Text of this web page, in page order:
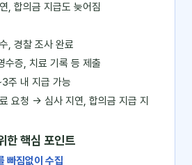
, 합의금 지급도 늦어짐
, 경찰 조사 완료
수증, 치료 기록 등 제출
주 내 지급 가능
요청 → 심사 지연, 합의금 지급 지
한 핵심 포인트
빠짐없이 수집